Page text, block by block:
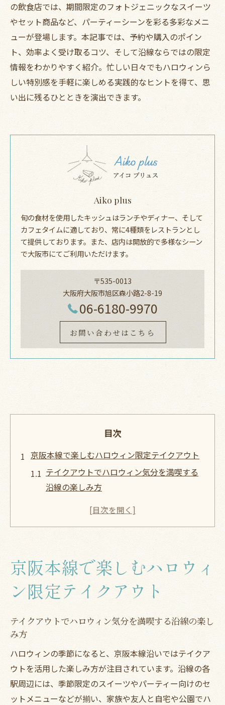
の飲食店では、期間限定のフォトジェニックなスイーツ
やセット商品など、パーティーシーンを彩る多彩なメニ
ューが登場します。本記事では、予約や購入のポイン
ト、効率よく受け取るコツ、そして沿線ならではの限定
情報をわかりやすく紹介。忙しい日々でもハロウィンら
しい特別感を手軽に楽しめる実践的なヒントを得て、思
い出に残るひとときを演出できます。
Aiko plus
旬の食材を使用したキッシュはランチやディナー、そして
カフェタイムに適しており、常に4種類をレストランとし
て提供しております。また、店内は開放的で多様なシーン
で大阪市にてご利用いただけます。
〒535-0013
大阪府大阪市旭区森小路2-8-19
06-6180-9970
お問い合わせはこちら
目次
京阪本線で楽しむハロウィン限定テイクアウト
テイクアウトでハロウィン気分を満喫する
沿線の楽しみ方
京阪本線沿いで話題のハロウィン限定テイ
クアウト事情
家族や友人とシェアできるテイクアウト活
用術
季節限定テイクアウトで特別な夜を演出す
るコツ
季節感満載のテイクアウトが京阪本線沿いで話
季節感あふれるテイクアウトメニューのお
すすめ
京阪本線沿いならではの季節限定テイクア
京阪本線で楽しむハロウィ
ン限定テイクアウト
テイクアウトでハロウィン気分を満喫する沿線の楽し
み方
ハロウィンの季節になると、京阪本線沿いではテイクア
ウトを活用した楽しみ方が注目されています。沿線の各
駅周辺には、季節限定のスイーツやパーティー向けのセ
ットメニューなどが揃い、家族や友人と自宅や公園でハ